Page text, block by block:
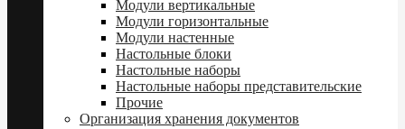
Модули вертикальные
Модули горизонтальные
Модули настенные
Настольные блоки
Настольные наборы
Настольные наборы представительские
Прочие
Организация хранения документов